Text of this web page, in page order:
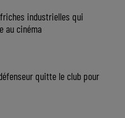
industrielles qui
au cinéma
quitte le club pour